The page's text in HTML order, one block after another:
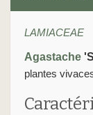
LAMIACEAE
Agastache
plantes